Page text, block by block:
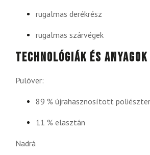
rugalmas derékrész
rugalmas szárvégek
Technológiák és anyagok
Pulóver:
89 % újrahasznosított poliészter
11 % elasztán
Nadrá